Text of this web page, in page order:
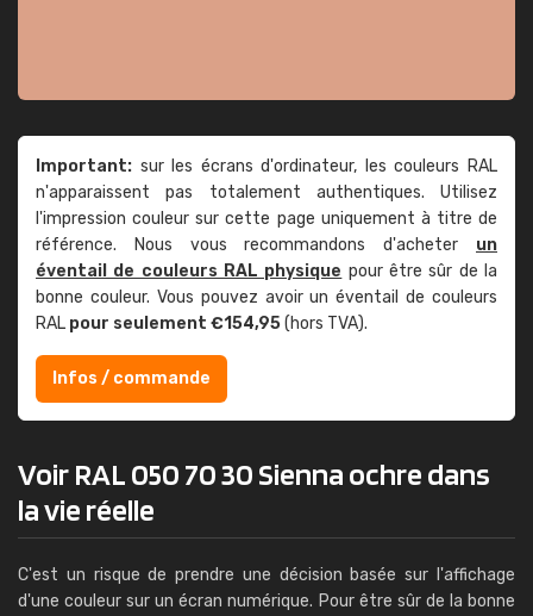
Important: sur les écrans d'ordinateur, les couleurs RAL
n'apparaissent pas totalement authentiques. Utilisez
l'impression couleur sur cette page uniquement à titre de
référence. Nous vous recommandons d'acheter un
éventail de couleurs RAL physique pour être sûr de la
bonne couleur. Vous pouvez avoir un éventail de couleurs
RAL pour seulement €154,95(hors TVA).
Infos / commande
Voir RAL 050 70 30 Sienna ochre dans
la vie réelle
C'est un risque de prendre une décision basée sur l'affichage
d'une couleur sur un écran numérique. Pour être sûr de la bonne